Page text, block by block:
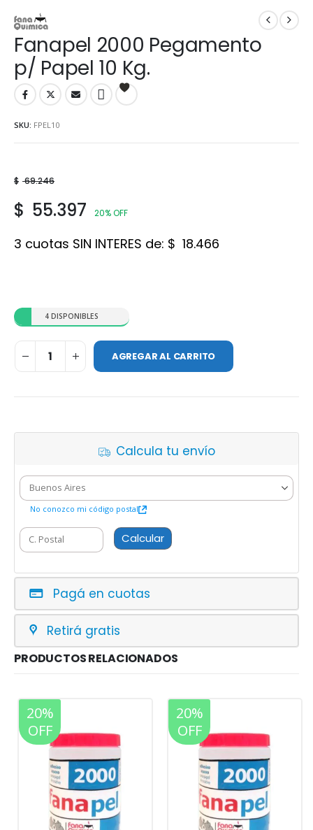
Fanapel 2000 Pegamento
p/ Papel 10 Kg.
SKU: FPEL10
$ 69.246
$ 55.397 20% OFF
3 cuotas SIN INTERES de: $ 18.466
4 DISPONIBLES
AGREGAR AL CARRITO
Calcula tu envío
No conozco mi código postal
Calcular
Pagá en cuotas
Retirá gratis
PRODUCTOS RELACIONADOS
20%
OFF
20%
OFF